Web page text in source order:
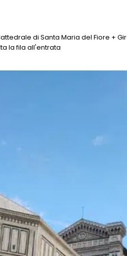
di Santa Maria del Fiore +
la fila all'entrata